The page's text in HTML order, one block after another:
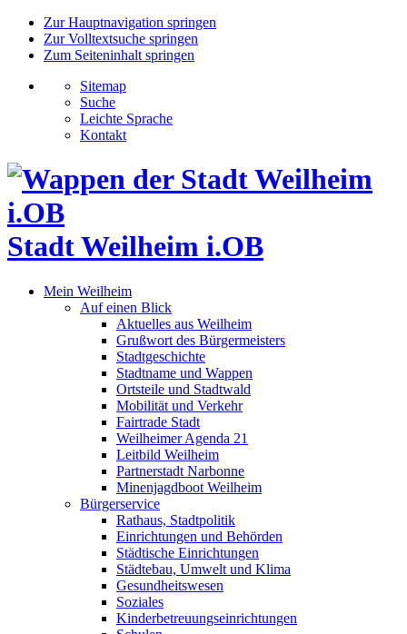
Zur Hauptnavigation springen
Zur Volltextsuche springen
Zum Seiteninhalt springen
Sitemap
Suche
Leichte Sprache
Kontakt
Stadt Weilheim i.OB
Mein Weilheim
Auf einen Blick
Aktuelles aus Weilheim
Grußwort des Bürgermeisters
Stadtgeschichte
Stadtname und Wappen
Ortsteile und Stadtwald
Mobilität und Verkehr
Fairtrade Stadt
Weilheimer Agenda 21
Leitbild Weilheim
Partnerstadt Narbonne
Minenjagdboot Weilheim
Bürgerservice
Rathaus, Stadtpolitik
Einrichtungen und Behörden
Städtische Einrichtungen
Städtebau, Umwelt und Klima
Gesundheitswesen
Soziales
Kinderbetreuungseinrichtungen